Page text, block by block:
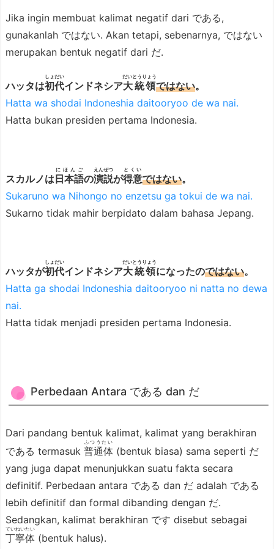
3.
K
a
a
K
e
a
/
K
a
で
あ
る
5.
K
o
Jika ingin membuat kalimat negatif dari である,
gunakanlah ではない. Akan tetapi, sebenarnya, ではない
merupakan bentuk negatif dari だ.
ハッタは初代
しょだい
インドネシア大統領
だいとうりょう
ではない。
Hatta wa shodai Indoneshia daitooryoo de wa nai.
Hatta bukan presiden pertama Indonesia.
スカルノは日本語
にほんご
の演説
えんぜつ
が得意
とくい
ではない。
Sukaruno wa Nihongo no enzetsu ga tokui de wa nai.
Sukarno tidak mahir berpidato dalam bahasa Jepang.
ハッタが初代
しょだい
インドネシア大統領
だいとうりょう
になったのではない。
Hatta ga shodai Indoneshia daitooryoo ni natta no dewa
nai.
Hatta tidak menjadi presiden pertama Indonesia.
Perbedaan Antara である dan だ
Dari pandang bentuk kalimat, kalimat yang berakhiran
である termasuk 普通体
ふつうたい
(bentuk biasa) sama seperti だ
yang juga dapat menunjukkan suatu fakta secara
definitif. Perbedaan antara である dan だ adalah である
lebih definitif dan formal dibanding dengan だ.
Sedangkan, kalimat berakhiran です disebut sebagai
丁寧体
ていねいたい
(bentuk halus).